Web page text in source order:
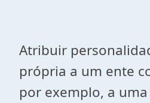
Atribuir
própria a um ente
por exemplo, a